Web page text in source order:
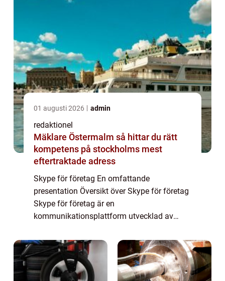
01 augusti 2026 admin
redaktionel
Mäklare Östermalm så hittar du rätt
kompetens på stockholms mest
eftertraktade adress
Skype för företag En omfattande
presentation Översikt över Skype för företag
Skype för företag är en
kommunikationsplattform utvecklad av
funktioner för företag att enkelt
kommunicera och samarbeta på distans....